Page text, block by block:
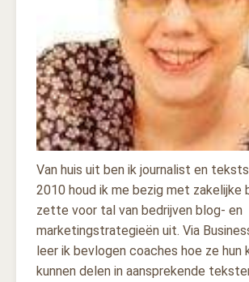
Van huis uit ben ik journalist en
2010 houd ik me bezig met zakelijke
zette voor tal van bedrijven blog- en
marketingstrategieën uit. Via
leer ik bevlogen coaches hoe ze hun
kunnen delen in aansprekende